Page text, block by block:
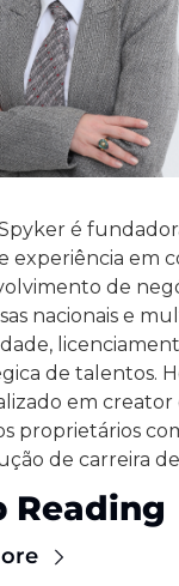
é
experiência em
de
nacionais e
de talentos.
em
proprietários
de carreira
Reading